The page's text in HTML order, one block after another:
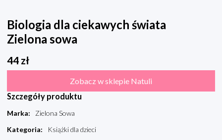
Biologia dla ciekawych świata
Zielona sowa
44 zł
Zobacz w sklepie Natuli
Szczegóły produktu
Marka:
Zielona Sowa
Kategoria:
Książki dla dzieci